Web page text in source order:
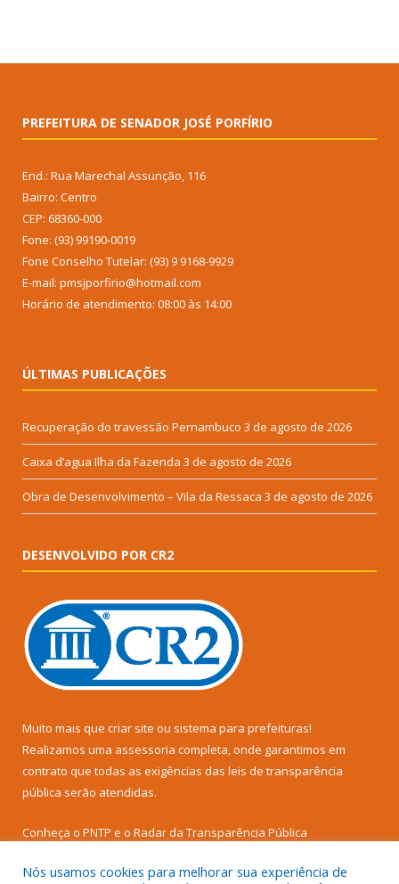
PREFEITURA DE SENADOR JOSÉ PORFÍRIO
End.: Rua Marechal Assunção, 116
Bairro: Centro
CEP: 68360-000
Fone: (93) 99190-0019
Fone Conselho Tutelar: (93) 9 9168-9929
E-mail: pmsjporfirio@hotmail.com
Horário de atendimento: 08:00 às 14:00
ÚLTIMAS PUBLICAÇÕES
Recuperação do travessão Pernambuco 3 de agosto de 2026
Caixa d’agua Ilha da Fazenda 3 de agosto de 2026
Obra de Desenvolvimento – Vila da Ressaca 3 de agosto de 2026
DESENVOLVIDO POR CR2
Muito mais que criar site ou sistema para prefeituras!
Realizamos uma assessoria completa, onde garantimos em
contrato que todas as exigências das leis de transparência
pública serão atendidas.
Conheça o PNTP e o Radar da Transparência Pública
Nós usamos cookies para melhorar sua experiência de